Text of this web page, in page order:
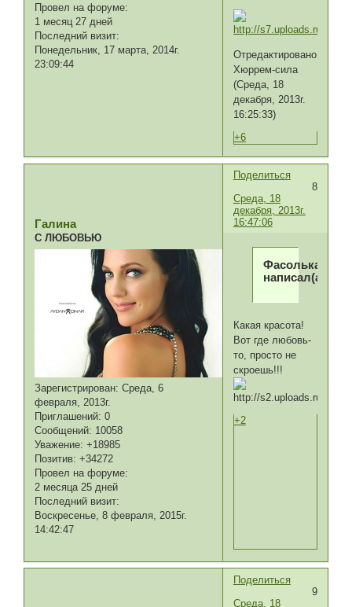
Провел на форуме:
1 месяц 27 дней
Последний визит:
Понедельник, 17 марта, 2014г.
23:09:44
Отредактировано
Хюррем-сила
(Среда, 18
декабря, 2013г.
16:25:33)
+6
Поделиться
8
Среда, 18
декабря, 2013г.
16:47:06
Галина
С ЛЮБОВЬЮ
Зарегистрирован: Среда, 6
февраля, 2013г.
Приглашений: 0
Сообщений: 10058
Уважение: +18985
Позитив: +34272
Провел на форуме:
2 месяца 25 дней
Последний визит:
Воскресенье, 8 февраля, 2015г.
14:42:47
Фасолька
написал(а):
Какая красота!
Вот где любовь-
то, просто не
скроешь!!!
+2
Поделиться
9
Среда, 18